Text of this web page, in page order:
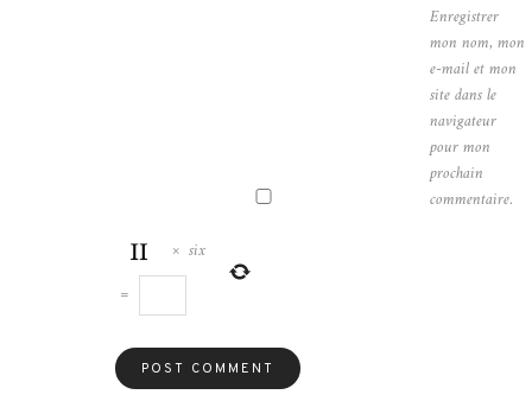
Enregistrer
mon nom, mon
e-mail et mon
site dans le
navigateur
pour mon
prochain
commentaire.
× six
=